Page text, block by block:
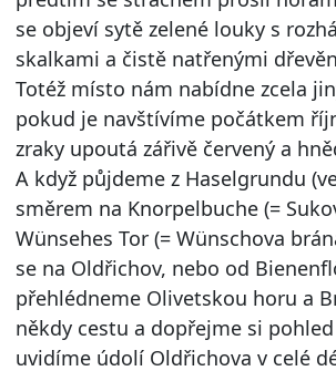
se objeví sytě zelené louky s
skalkami a čistě natřenými
Totéž místo nám nabídne zcela
pokud je navštívíme počátkem
zraky upoutá zářivě červený a
A když půjdeme z Haselgrundu
směrem na Knorpelbuche (=
Wünsehes Tor (= Wünschova
se na Oldřichov, nebo od
přehlédneme Olivetskou horu a
někdy cestu a dopřejme si
uvidíme údolí Oldřichova v celé